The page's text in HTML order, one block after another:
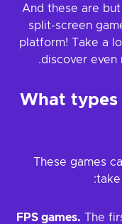
And these are
split-screen
platform! Take a
discover even
What types
These games
take
FPS games. The